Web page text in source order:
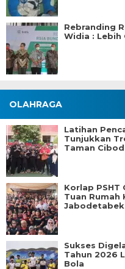
Rebranding
Widia : Lebih
OLAHRAGA
Latihan
Tunjukkan
Taman
Korlap PSHT
Tuan Rumah
Jabodetabek
Sukses
Tahun 2026
Bola